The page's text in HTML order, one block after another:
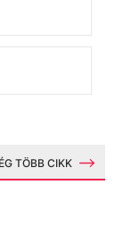
TÖBB CIKK